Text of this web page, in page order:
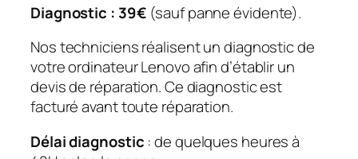
Diagnostic : 39€ (sauf panne évidente).
Nos techniciens réalisent un diagnostic de
votre ordinateur Lenovo afin d’établir un
devis de réparation. Ce diagnostic est
facturé avant toute réparation.
Délai diagnostic : de quelques heures à